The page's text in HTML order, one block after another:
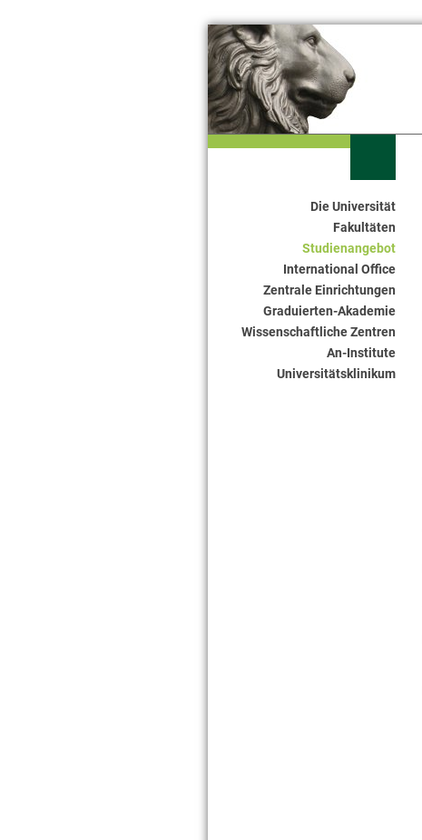
Seitennavigation
Die Universität
Fakultäten
Studienangebot
International Office
Zentrale Einrichtungen
Graduierten-Akademie
Wissenschaftliche Zentren
An-Institute
Universitätsklinikum